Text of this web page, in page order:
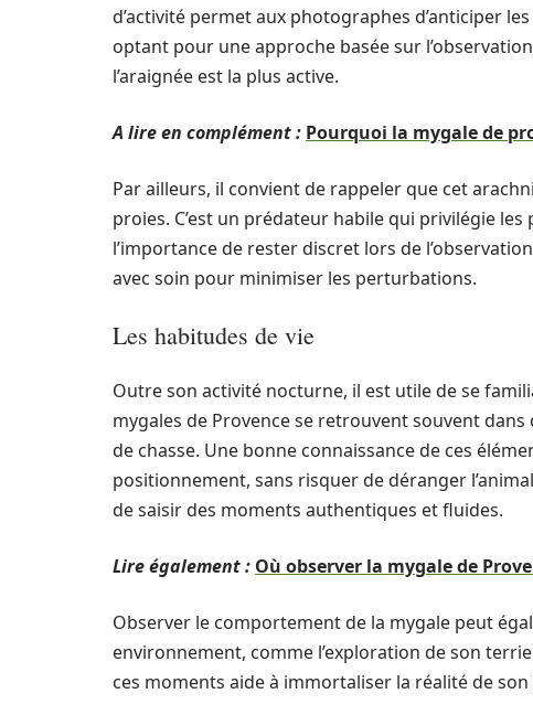
d’activité permet aux photographes d’anticiper
optant pour une approche basée sur
l’araignée est la plus active.
A lire en complément : Pourquoi la mygale de
Par ailleurs, il convient de rappeler que cet
proies. C’est un prédateur habile qui privilégie
l’importance de rester discret lors de
avec soin pour minimiser les perturbations.
Les habitudes de vie
Outre son activité nocturne, il est utile de se
mygales de Provence se retrouvent souvent
de chasse. Une bonne connaissance de ces
positionnement, sans risquer de déranger
de saisir des moments authentiques et fluides.
Lire également : Où observer la mygale de
Observer le comportement de la mygale peut
environnement, comme l’exploration de son
ces moments aide à immortaliser la réalité de